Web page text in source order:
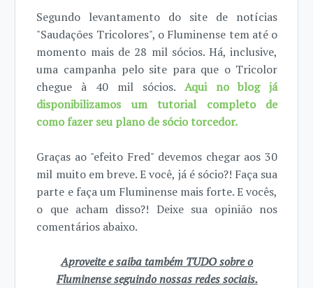
Segundo levantamento do site de notícias
"Saudações Tricolores", o Fluminense tem até o
momento mais de 28 mil sócios. Há, inclusive,
uma campanha pelo site para que o Tricolor
chegue à 40 mil sócios. Aqui no blog já
disponibilizamos um tutorial completo de
como fazer seu plano de sócio torcedor.
Graças ao "efeito Fred" devemos chegar aos 30
mil muito em breve. E você, já é sócio?! Faça sua
parte e faça um Fluminense mais forte. E vocês,
o que acham disso?! Deixe sua opinião nos
comentários abaixo.
Aproveite e saiba também TUDO sobre o
Fluminense seguindo nossas redes sociais.